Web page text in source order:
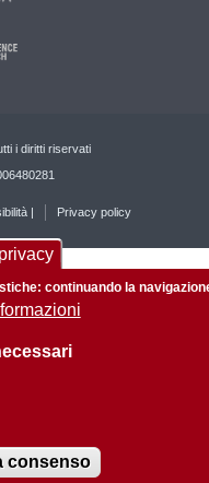
i diritti riservati
| Privacy policy
continuando la
consenso